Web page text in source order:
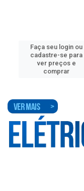
Faça seu login ou
cadastre-se para
ver preços e
comprar